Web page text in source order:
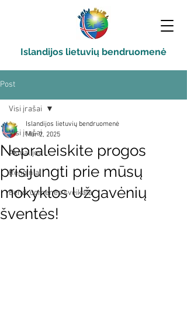
Islandijos lietuvių bendruomenė
Post
Visi įrašai
Aktualijos
Renginiai
Bendruomenės sveikata
Visi įrašai
Nepraleiskite progos
prisijungti prie mūsų
mokyklos Užgavėnių
šventės!
Islandijos lietuvių bendruomenė
Mar 2, 2025